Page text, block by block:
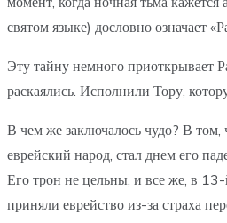
святом языке) дословно означает
Эту тайну немного приоткрывает
раскаялись. Исполнили Тору,
В чем же заключалось чудо? В
еврейский народ, стал днем его
Его трон не цельны, и все же, в
приняли еврейство из-за страха